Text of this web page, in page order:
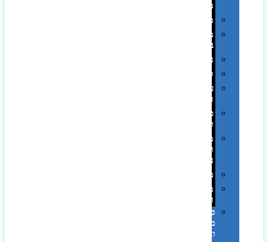
מפתחות
משחקים
מתנה
בפחית
נסיעות
ספורט
על
השולחן…
פינוק
וספא
מזוודות
ותיקי
נסיעות
מטריות
מוצרי
חוף
סביבת
מחשב
וציוד